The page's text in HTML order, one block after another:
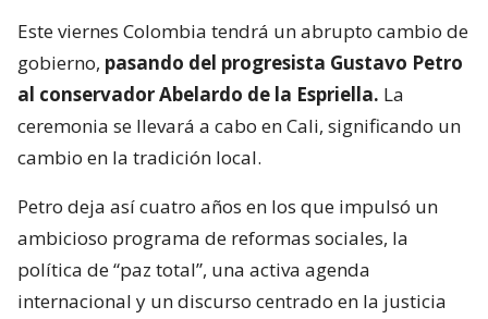
Este viernes Colombia tendrá un abrupto cambio de
gobierno, pasando del progresista Gustavo Petro
al conservador Abelardo de la Espriella. La
ceremonia se llevará a cabo en Cali, significando un
cambio en la tradición local.
Petro deja así cuatro años en los que impulsó un
ambicioso programa de reformas sociales, la
política de “paz total”, una activa agenda
internacional y un discurso centrado en la justicia